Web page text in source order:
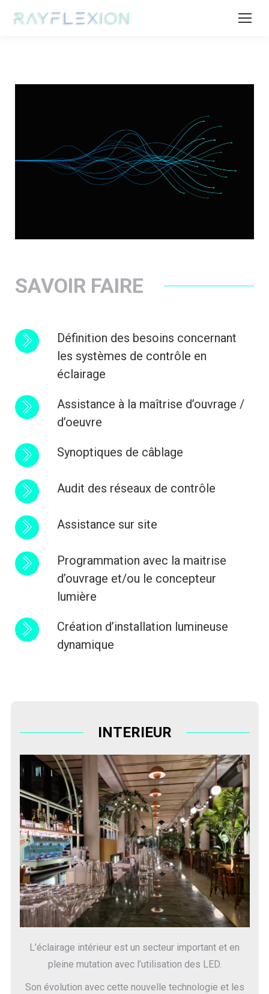
SAVOIR FAIRE
Définition des besoins concernant
les systèmes de contrôle en
éclairage
Assistance à la maîtrise d’ouvrage /
d’oeuvre
Synoptiques de câblage
Audit des réseaux de contrôle
Assistance sur site
Programmation avec la maitrise
d’ouvrage et/ou le concepteur
lumière
Création d’installation lumineuse
dynamique
INTERIEUR
L’éclairage intérieur est un secteur important et en
pleine mutation avec l’utilisation des LED.
Son évolution avec cette nouvelle technologie et les